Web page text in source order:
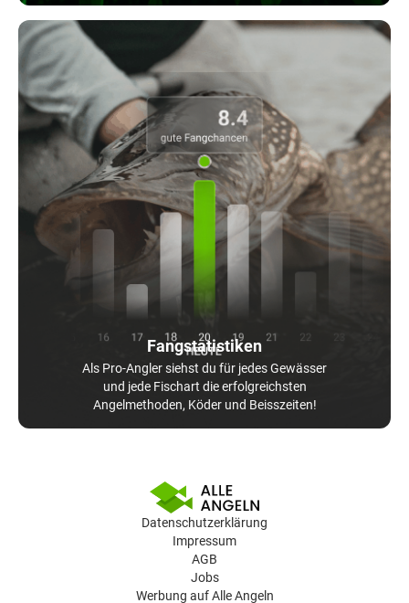
Fangstatistiken
Als Pro-Angler siehst du für jedes Gewässer
und jede Fischart die erfolgreichsten
Angelmethoden, Köder und Beisszeiten!
Datenschutzerklärung
Impressum
AGB
Jobs
Werbung auf Alle Angeln